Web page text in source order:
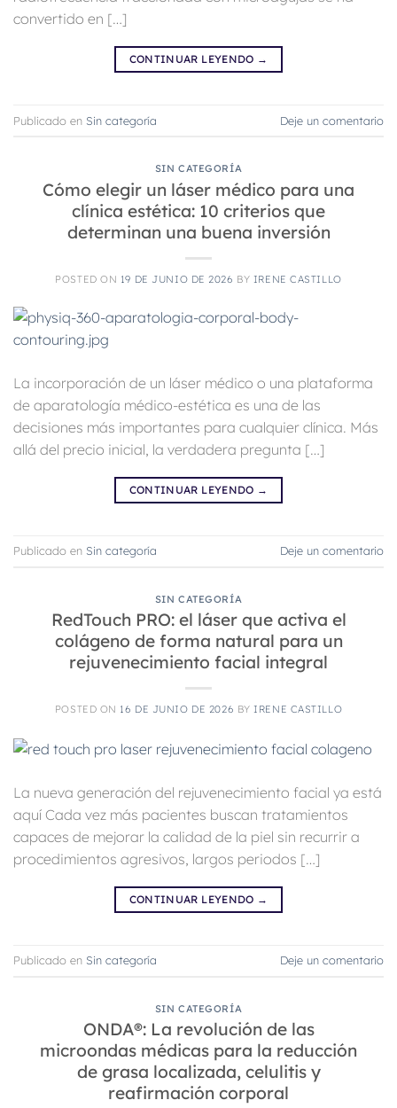
convertido en […]
CONTINUAR LEYENDO →
Publicado en Sin categoría Deje un comentario
SIN CATEGORÍA
Cómo elegir un láser médico para una
clínica estética: 10 criterios que
determinan una buena inversión
POSTED ON 19 DE JUNIO DE 2026 BY IRENE CASTILLO
La incorporación de un láser médico o una plataforma
de aparatología médico-estética es una de las
decisiones más importantes para cualquier clínica. Más
allá del precio inicial, la verdadera pregunta […]
CONTINUAR LEYENDO →
Publicado en Sin categoría Deje un comentario
SIN CATEGORÍA
RedTouch PRO: el láser que activa el
colágeno de forma natural para un
rejuvenecimiento facial integral
POSTED ON 16 DE JUNIO DE 2026 BYIRENE CASTILLO
La nueva generación del rejuvenecimiento facial ya está
aquí Cada vez más pacientes buscan tratamientos
capaces de mejorar la calidad de la piel sin recurrir a
procedimientos agresivos, largos periodos […]
CONTINUAR LEYENDO →
Publicado en Sin categoría Deje un comentario
SIN CATEGORÍA
ONDA®: La revolución de las
microondas médicas para la reducción
de grasa localizada, celulitis y
reafirmación corporal